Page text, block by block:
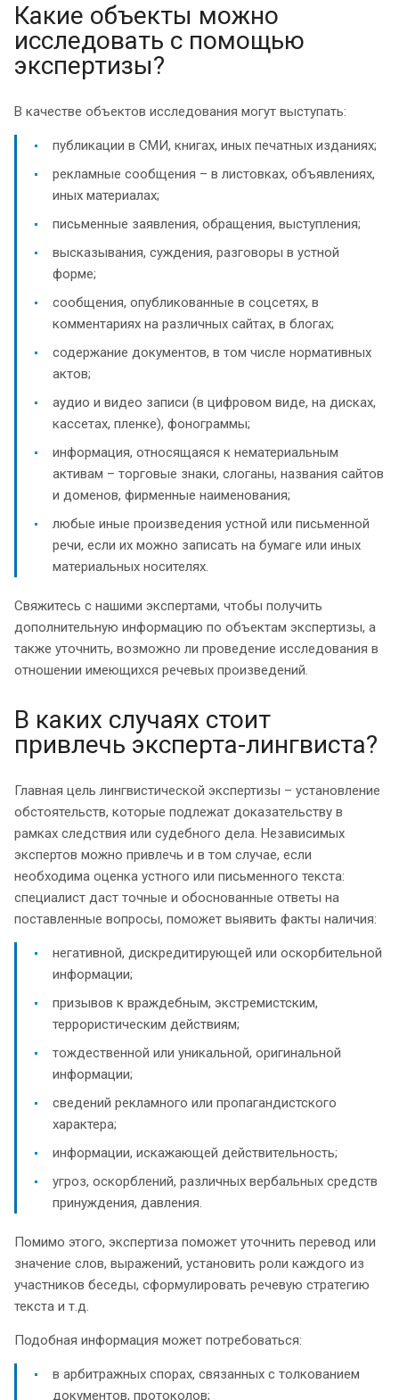
Какие объекты можно
исследовать с помощью
экспертизы?
В качестве объектов исследования могут выступать:
публикации в СМИ, книгах, иных печатных изданиях;
рекламные сообщения – в листовках, объявлениях,
иных материалах;
письменные заявления, обращения, выступления;
высказывания, суждения, разговоры в устной
форме;
сообщения, опубликованные в соцсетях, в
комментариях на различных сайтах, в блогах;
содержание документов, в том числе нормативных
актов;
аудио и видео записи (в цифровом виде, на дисках,
кассетах, пленке), фонограммы;
информация, относящаяся к нематериальным
активам – торговые знаки, слоганы, названия сайтов
и доменов, фирменные наименования;
любые иные произведения устной или письменной
речи, если их можно записать на бумаге или иных
материальных носителях.
Свяжитесь с нашими экспертами, чтобы получить
дополнительную информацию по объектам экспертизы, а
также уточнить, возможно ли проведение исследования в
отношении имеющихся речевых произведений.
В каких случаях стоит
привлечь эксперта-лингвиста?
Главная цель лингвистической экспертизы – установление
обстоятельств, которые подлежат доказательству в
рамках следствия или судебного дела. Независимых
экспертов можно привлечь и в том случае, если
необходима оценка устного или письменного текста:
специалист даст точные и обоснованные ответы на
поставленные вопросы, поможет выявить факты наличия:
негативной, дискредитирующей или оскорбительной
информации;
призывов к враждебным, экстремистским,
террористическим действиям;
тождественной или уникальной, оригинальной
информации;
сведений рекламного или пропагандистского
характера;
информации, искажающей действительность;
угроз, оскорблений, различных вербальных средств
принуждения, давления.
Помимо этого, экспертиза поможет уточнить перевод или
значение слов, выражений, установить роли каждого из
участников беседы, сформулировать речевую стратегию
текста и т.д.
Подобная информация может потребоваться:
в арбитражных спорах, связанных с толкованием
документов, протоколов;